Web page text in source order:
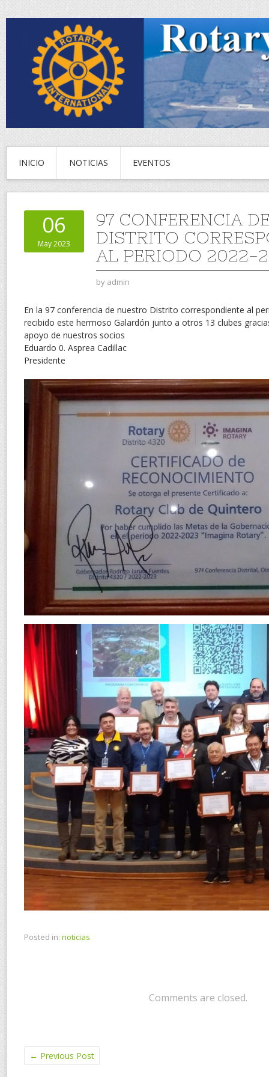
INICIO NOTICIAS EVENTOS
06
May 2023
97 CONFERENCIA
DISTRITO
AL PERIODO 2022-
by admin
En la 97 conferencia de nuestro Distrito correspondiente al
recibido este hermoso Galardón junto a otros 13 clubes
apoyo de nuestros socios
Eduardo 0. Asprea Cadillac
Presidente
Posted in: noticias
Comments are closed.
← Previous Post